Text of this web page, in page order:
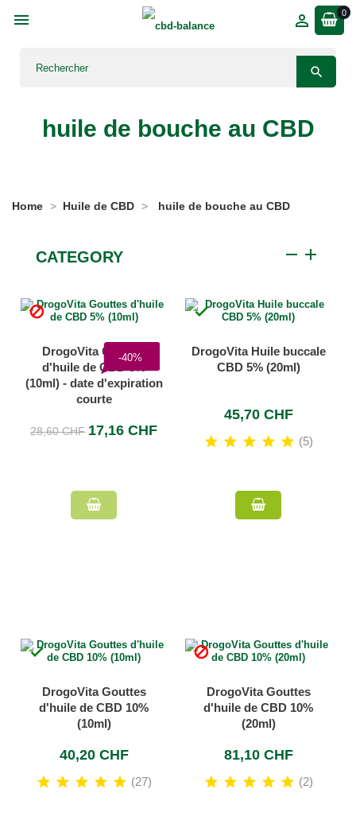
 0


huile de bouche au CBD
Home Huile de CBD huile de bouche au CBD
CATEGORY add
remove

-40%
DrogoVita Gouttes
d'huile de CBD 5%
(10ml) - date d'expiration
courte
28,60 CHF 17,16 CHF

DrogoVita Huile buccale
CBD 5% (20ml)
45,70 CHF
(5)

DrogoVita Gouttes
d'huile de CBD 10%
(10ml)
40,20 CHF
(27)

DrogoVita Gouttes
d'huile de CBD 10%
(20ml)
81,10 CHF
(2)